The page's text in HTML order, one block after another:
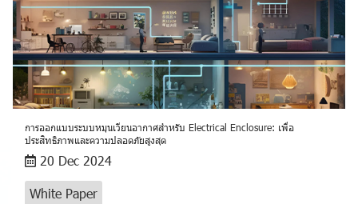
การออกแบบระบบหมุนเวียนอากาศสำหรับ Electrical Enclosure: เพื่อ
ประสิทธิภาพและความปลอดภัยสูงสุด
20 Dec 2024
White Paper